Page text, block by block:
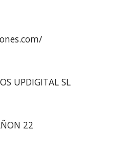
UPDIGITAL SL
22